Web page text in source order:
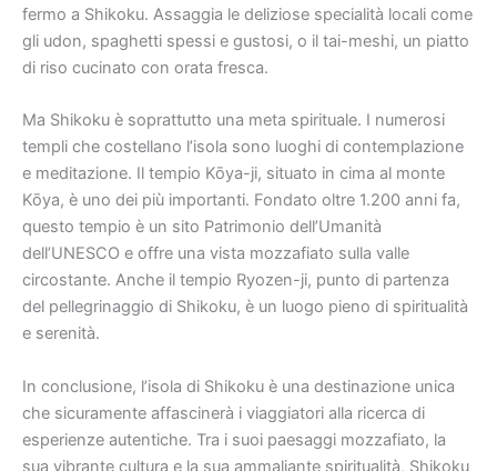
fermo a Shikoku. Assaggia le deliziose specialità locali come
gli udon, spaghetti spessi e gustosi, o il tai-meshi, un piatto
di riso cucinato con orata fresca.
Ma Shikoku è soprattutto una meta spirituale. I numerosi
templi che costellano l’isola sono luoghi di contemplazione
e meditazione. Il tempio Kōya-ji, situato in cima al monte
Kōya, è uno dei più importanti. Fondato oltre 1.200 anni fa,
questo tempio è un sito Patrimonio dell’Umanità
dell’UNESCO e offre una vista mozzafiato sulla valle
circostante. Anche il tempio Ryozen-ji, punto di partenza
del pellegrinaggio di Shikoku, è un luogo pieno di spiritualità
e serenità.
In conclusione, l’isola di Shikoku è una destinazione unica
che sicuramente affascinerà i viaggiatori alla ricerca di
esperienze autentiche. Tra i suoi paesaggi mozzafiato, la
sua vibrante cultura e la sua ammaliante spiritualità, Shikoku